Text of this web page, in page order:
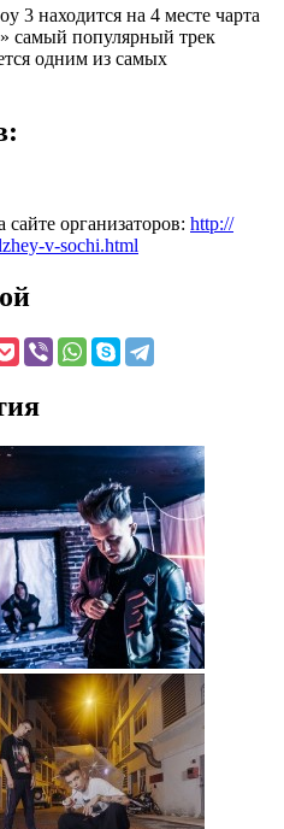
3 находится на 4 месте чарта
самый популярный трек
одним из самых
организаторов: http://
v-sochi.html